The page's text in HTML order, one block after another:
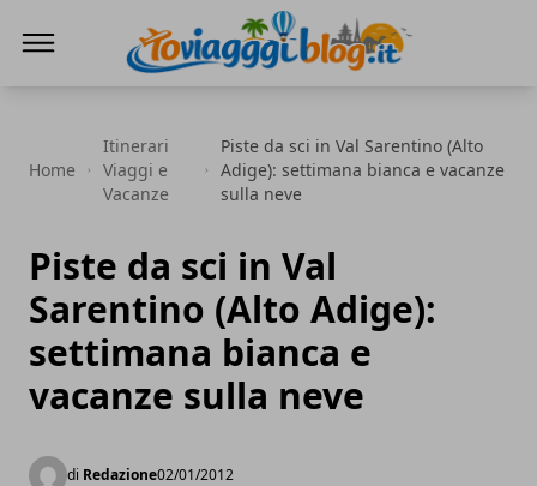
Home
Itinerari
Viaggi e
Vacanze
Piste da sci in Val Sarentino (Alto
Adige): settimana bianca e vacanze
sulla neve
Piste da sci in Val
Sarentino (Alto Adige):
settimana bianca e
vacanze sulla neve
di Redazione02/01/2012